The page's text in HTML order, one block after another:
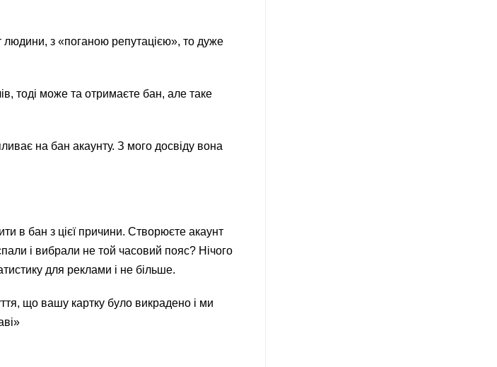
з «поганою репутацією», то дуже
тоді може та отримаєте бан, але таке
на бан акаунту. З мого досвіду вона
в бан з цієї причини. Створюєте акаунт
і вибрали не той часовий пояс? Нічого
для реклами і не більше.
що вашу картку було викрадено і ми